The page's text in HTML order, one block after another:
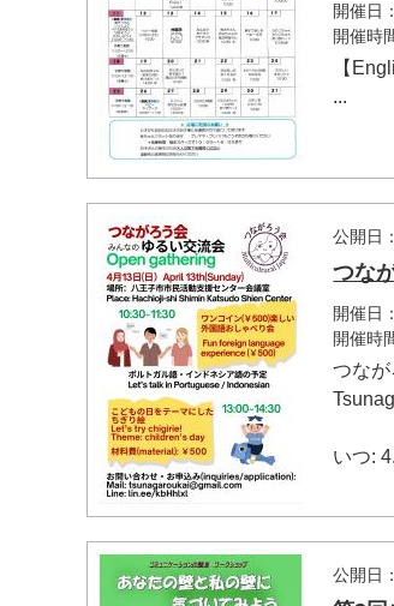
開催日
開催時
【
...
公開日
つな
開催日
開催時
つな
いつ:
公開日